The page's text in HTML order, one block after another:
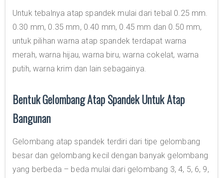
Untuk tebalnya atap spandek mulai dari tebal 0.25 mm.
0.30 mm, 0.35 mm, 0.40 mm, 0.45 mm dan 0.50 mm,
untuk pilihan warna atap spandek terdapat warna
merah, warna hijau, warna biru, warna cokelat, warna
putih, warna krim dan lain sebagainya.
Bentuk Gelombang Atap Spandek Untuk Atap
Bangunan
Gelombang atap spandek terdiri dari tipe gelombang
besar dan gelombang kecil dengan banyak gelombang
yang berbeda – beda mulai dari gelombang 3, 4, 5, 6, 9,